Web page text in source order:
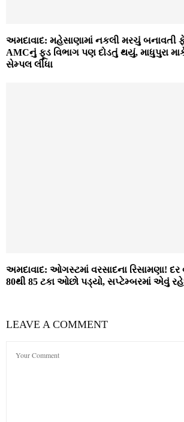
અમદાવાદ: મહેસાણામાં નકલી મરચું બનાવતી
AMCનું ફૂડ વિભાગ પણ દોડતું થયું, માધુપુરા
સેમ્પલ લીધા
અમદાવાદ: ઓગસ્ટમાં વરસાદના રિસામણા!
80થી 85 ટકા ઓછો પડ્યો, સપ્ટેમ્બરમાં એવું
LEAVE A COMMENT